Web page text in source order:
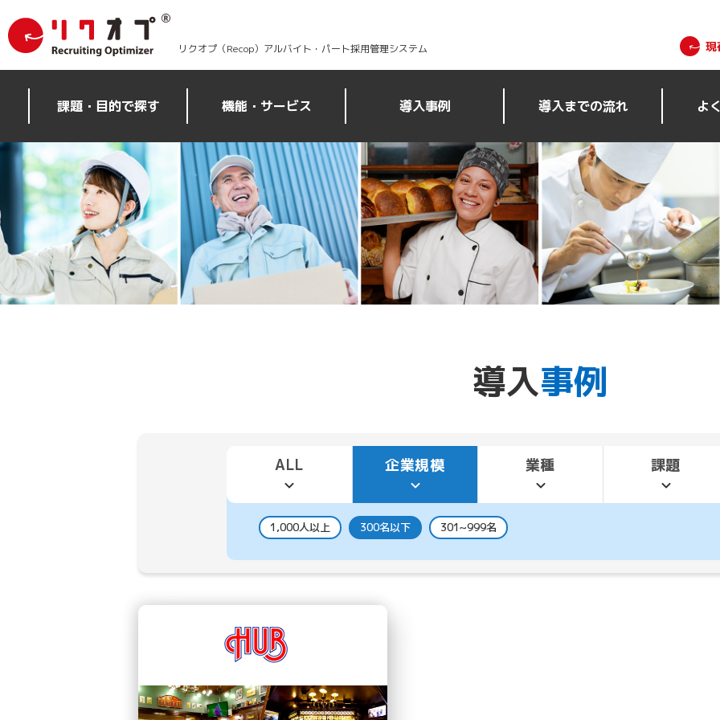
リクオプ（Recop）アルバイト・パート採用管理システム 現
課題・目的で探す 機能・サービス 導入事例 導入までの流れ よ
導入事例
ALL 企業規模 業種 課題
1,000人以上 300名以下 301~999名